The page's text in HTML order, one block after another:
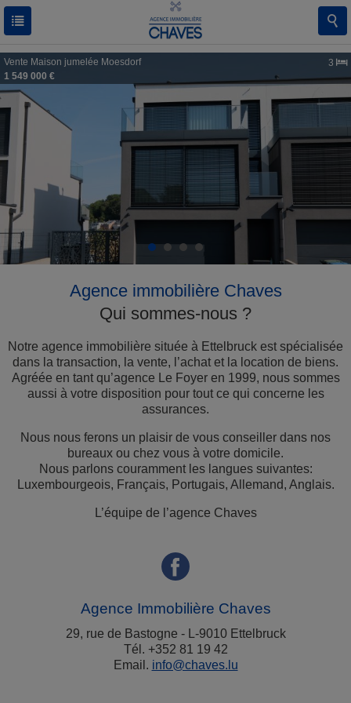
Vente Maison jumelée Moesdorf
3
1 549 000 €
Agence immobilière Chaves
Qui sommes-nous ?
Notre agence immobilière située à Ettelbruck est spécialisée
dans la transaction, la vente, l’achat et la location de biens.
Agréée en tant qu’agence Le Foyer en 1999, nous sommes
aussi à votre disposition pour tout ce qui concerne les
assurances.
Nous nous ferons un plaisir de vous conseiller dans nos
bureaux ou chez vous à votre domicile.
Nous parlons couramment les langues suivantes:
Luxembourgeois, Français, Portugais, Allemand, Anglais.
L’équipe de l’agence Chaves
Agence Immobilière Chaves
29, rue de Bastogne - L-9010 Ettelbruck
Tél. +352 81 19 42
Email. info@chaves.lu